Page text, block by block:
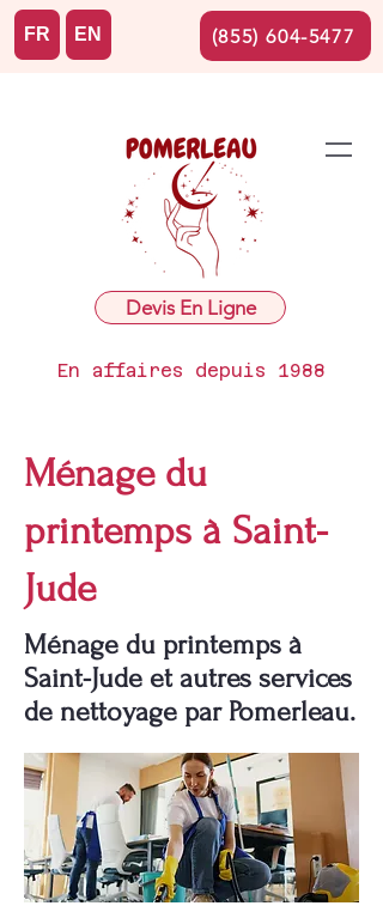
Devis En Ligne
En affaires depuis 1988
FR EN (855) 604-5477
Ménage du
printemps à Saint-
Jude
Ménage du printemps à
Saint-Jude et autres services
de nettoyage par Pomerleau.